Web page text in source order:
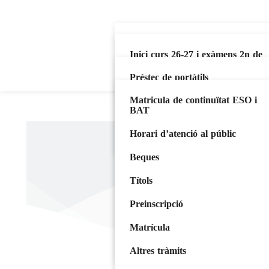
Documents de centre
Consell Escolar
Calendari escolar
Sortides Extraescolars i Activitats
Inici curs 26-27 i exàmens 2n de
Batxillerat
Cicles Formatius
Préstec de portàtils
Llibres de text
Matricula de continuïtat ESO i
BAT
Horari d’atenció al públic
Beques
Títols
Preinscripció
Matrícula
Altres tràmits